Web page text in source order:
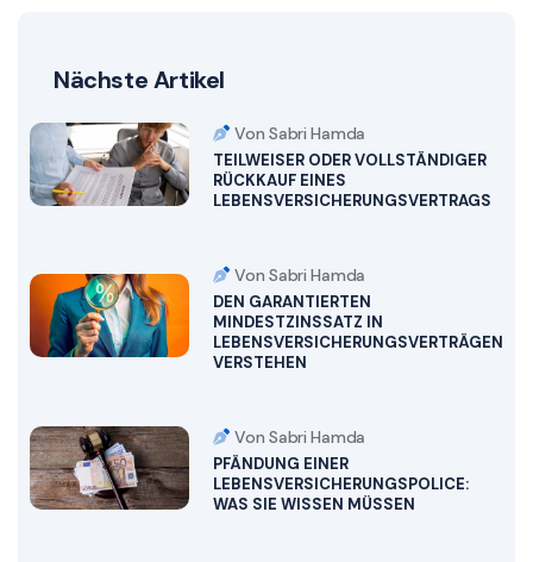
Nächste Artikel
Von Sabri Hamda
TEILWEISER ODER VOLLSTÄNDIGER
RÜCKKAUF EINES
LEBENSVERSICHERUNGSVERTRAGS
Von Sabri Hamda
DEN GARANTIERTEN
MINDESTZINSSATZ IN
LEBENSVERSICHERUNGSVERTRÄGEN
VERSTEHEN
Von Sabri Hamda
PFÄNDUNG EINER
LEBENSVERSICHERUNGSPOLICE:
WAS SIE WISSEN MÜSSEN